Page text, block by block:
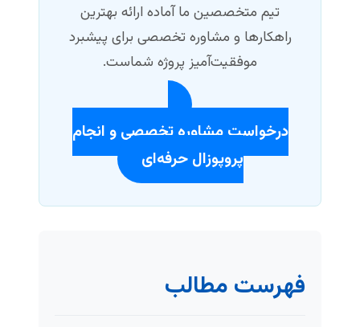
تیم متخصصین ما آماده ارائه بهترین
راهکارها و مشاوره تخصصی برای پیشبرد
موفقیت‌آمیز پروژه شماست.
درخواست مشاوره تخصصی و انجام
پروپوزال حرفه‌ای
فهرست مطالب